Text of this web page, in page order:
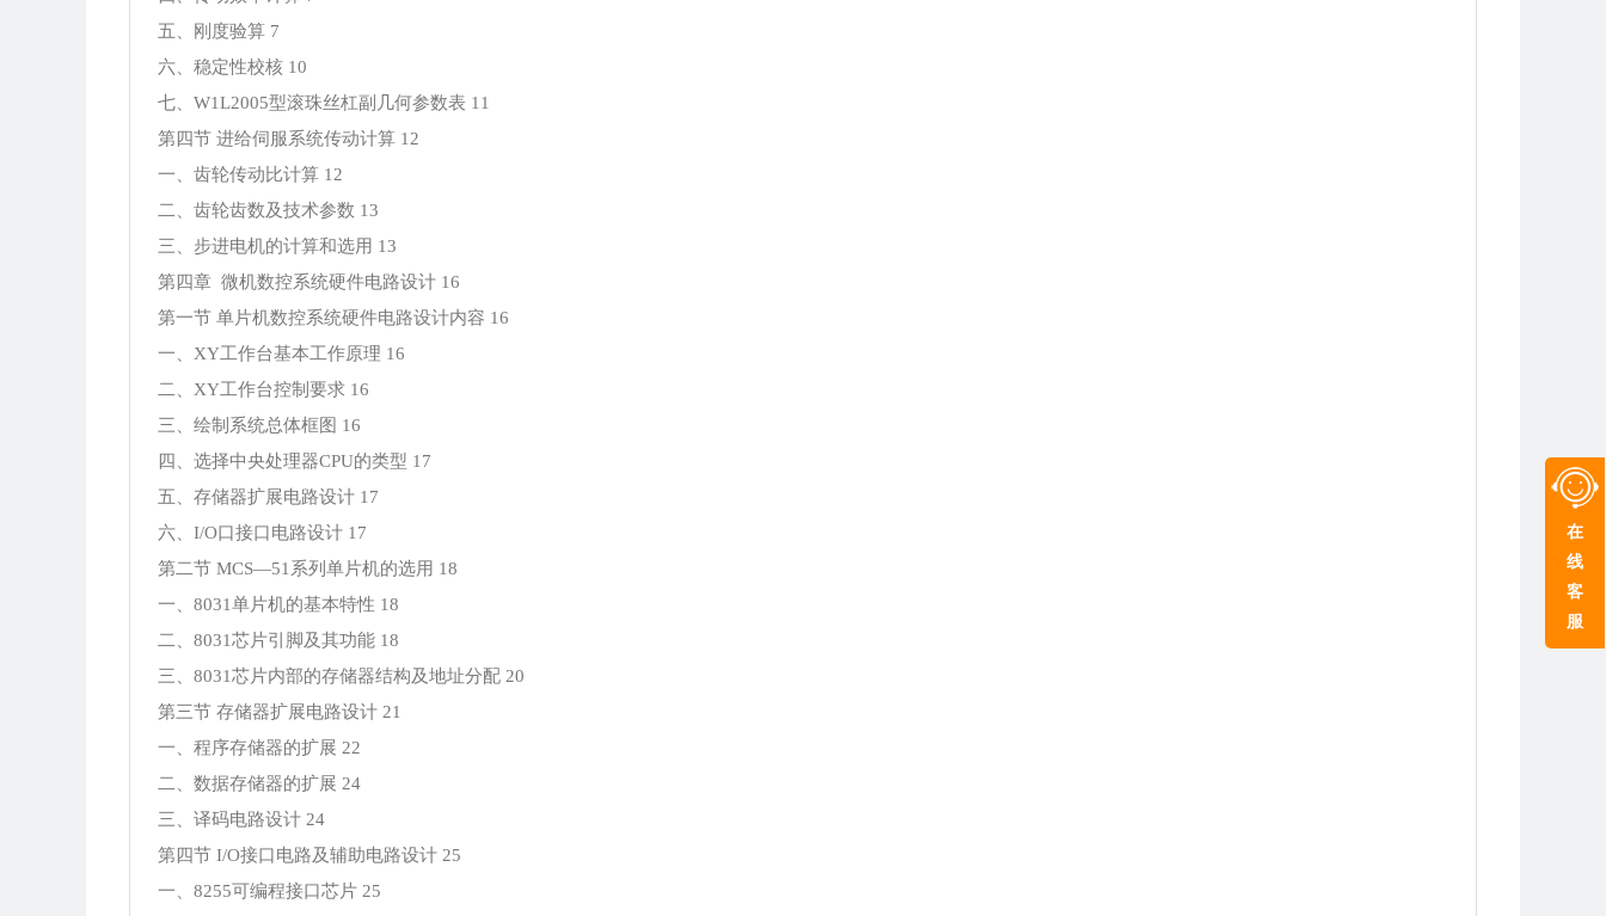
五、刚度验算 7
六、稳定性校核 10
七、W1L2005型滚珠丝杠副几何参数表 11
第四节 进给伺服系统传动计算 12
一、齿轮传动比计算 12
二、齿轮齿数及技术参数 13
三、步进电机的计算和选用 13
第四章 微机数控系统硬件电路设计 16
第一节 单片机数控系统硬件电路设计内容 16
一、XY工作台基本工作原理 16
二、XY工作台控制要求 16
三、绘制系统总体框图 16
四、选择中央处理器CPU的类型 17
五、存储器扩展电路设计 17
六、I/O口接口电路设计 17
第二节 MCS—51系列单片机的选用 18
一、8031单片机的基本特性 18
二、8031芯片引脚及其功能 18
三、8031芯片内部的存储器结构及地址分配 20
第三节 存储器扩展电路设计 21
一、程序存储器的扩展 22
二、数据存储器的扩展 24
三、译码电路设计 24
第四节 I/O接口电路及辅助电路设计 25
一、8255可编程接口芯片 25
在
线
客
服